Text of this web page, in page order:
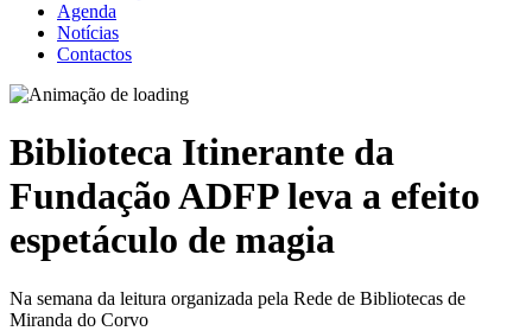
Agenda
Notícias
Contactos
Biblioteca Itinerante da
Fundação ADFP leva a efeito
espetáculo de magia
Na semana da leitura organizada pela Rede de Bibliotecas de
Miranda do Corvo